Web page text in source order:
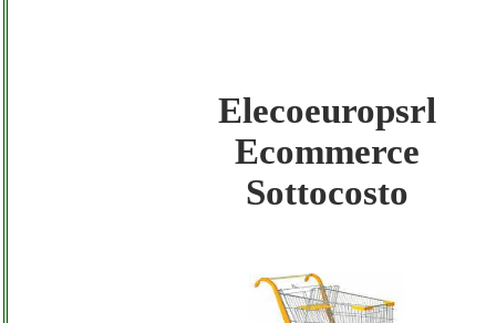
Elecoeuropsrl - Ecommerce Ecommerce
Elecoeuropsrl
Ecommerce
Sottocosto